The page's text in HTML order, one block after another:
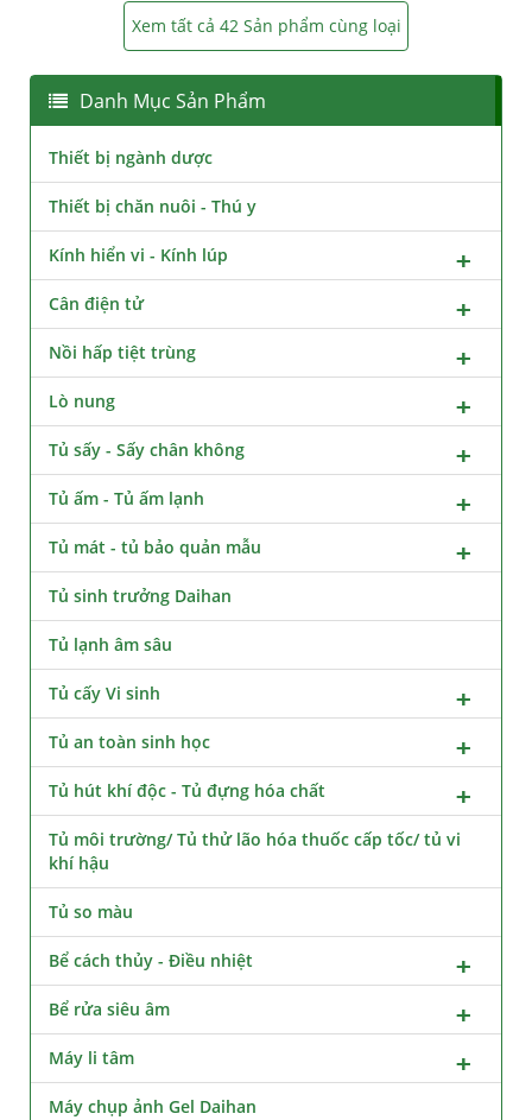
Xem tất cả 42 Sản phẩm cùng loại
Danh Mục Sản Phẩm
Thiết bị ngành dược
Thiết bị chăn nuôi - Thú y
Kính hiển vi - Kính lúp
Cân điện tử
Nồi hấp tiệt trùng
Lò nung
Tủ sấy - Sấy chân không
Tủ ấm - Tủ ấm lạnh
Tủ mát - tủ bảo quản mẫu
Tủ sinh trưởng Daihan
Tủ lạnh âm sâu
Tủ cấy Vi sinh
Tủ an toàn sinh học
Tủ hút khí độc - Tủ đựng hóa chất
Tủ môi trường/ Tủ thử lão hóa thuốc cấp tốc/ tủ vi
khí hậu
Tủ so màu
Bể cách thủy - Điều nhiệt
Bể rửa siêu âm
Máy li tâm
Máy chụp ảnh Gel Daihan